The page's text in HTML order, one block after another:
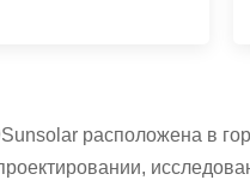
расположена в